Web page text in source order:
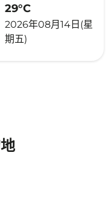
29°C
2026年08月14日(星
期五)